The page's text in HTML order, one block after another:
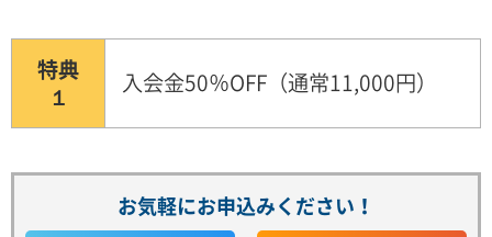
特典
１
入会金50％OFF（通常11,000円）
お気軽にお申込みください！